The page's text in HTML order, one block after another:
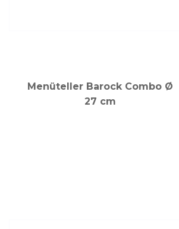
Menüteller Barock Combo Ø
27 cm